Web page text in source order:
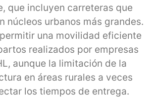
que incluyen carreteras que
núcleos urbanos más grandes.
una movilidad eficiente
realizados por empresas
aunque la limitación de la
en áreas rurales a veces
los tiempos de entrega.